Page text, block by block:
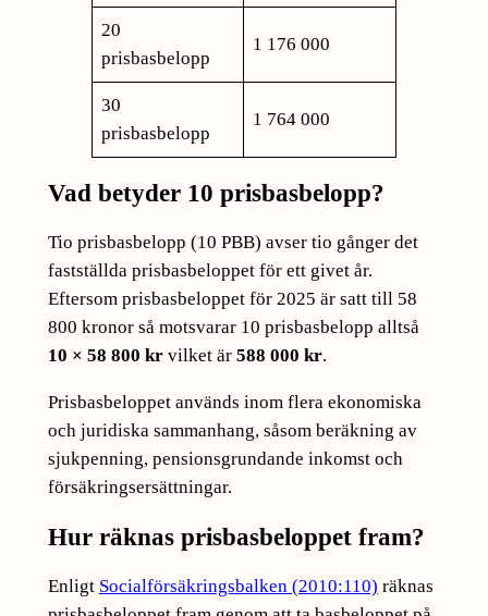
20
prisbasbelopp
1 176 000
30
prisbasbelopp
1 764 000
Vad betyder 10 prisbasbelopp?
Tio prisbasbelopp (10 PBB) avser tio gånger det
fastställda prisbasbeloppet för ett givet år.
Eftersom prisbasbeloppet för 2025 är satt till 58
800 kronor så motsvarar 10 prisbasbelopp alltså
10 × 58 800 krvilket är588 000 kr.
Prisbasbeloppet används inom flera ekonomiska
och juridiska sammanhang, såsom beräkning av
sjukpenning, pensionsgrundande inkomst och
försäkringsersättningar.
Hur räknas prisbasbeloppet fram?
Enligt Socialförsäkringsbalken (2010:110) räknas